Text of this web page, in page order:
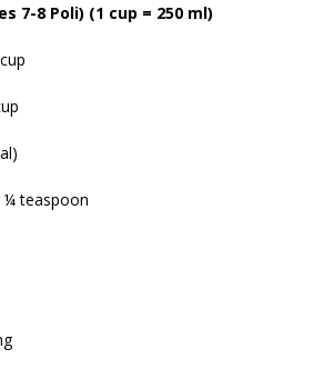
7-8 Poli) (1 cup = 250 ml)
¼ teaspoon